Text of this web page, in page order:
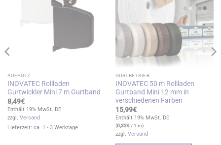
AUFPUTZ
INOVATEC Rollladen
Gurtwickler Mini 7 m Gurtband
8,49€
Enthält 19% MwSt. DE
zzgl. Versand
Lieferzeit: ca. 1 - 3 Werktage
GURTBETRIEB
INOVATEC 50 m Rollladen
Gurtband Mini 12 mm in
verschiedenen Farben
15,99€
Enthält 19% MwSt. DE
(0,32€/ 1 m)
zzgl. Versand